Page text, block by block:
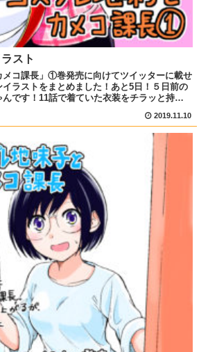
スト
メコ課長」①巻発売に向けてツイッターに載せ
ラストをまとめました！あと5日！５日前の
です！11話で着ていた衣装をチラッと持っ
2019.11.10